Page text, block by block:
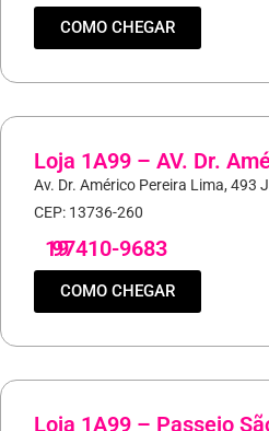
COMO CHEGAR
Loja 1A99 – AV. Dr.
Av. Dr. Américo Pereira Lima, 493
CEP: 13736-260
19
97410-9683
COMO CHEGAR
Loja 1A99 – Passeio